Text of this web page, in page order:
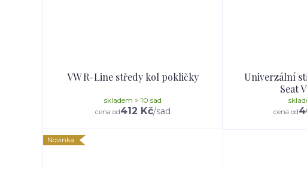
VW R-Line středy kol pokličky
cena od412 Kč/sad
skladem > 10 sad
Univerzální
Seat
cena od
Novinka